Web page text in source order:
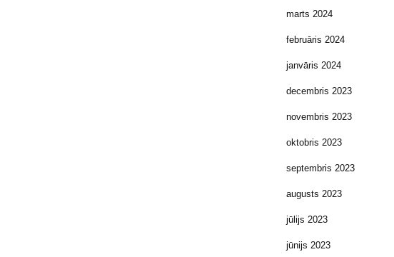
marts 2024
februāris 2024
janvāris 2024
decembris 2023
novembris 2023
oktobris 2023
septembris 2023
augusts 2023
jūlijs 2023
jūnijs 2023